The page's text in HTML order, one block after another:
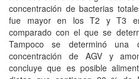
concentración de bacterias
fue mayor en los T2 y T3
comparado con el que se
Tampoco se determinó una
concentración de AGV y
concluye que es posible